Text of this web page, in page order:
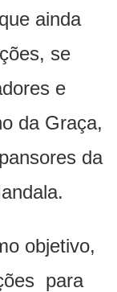
ainda
se
e
da Graça,
da
objetivo,
para